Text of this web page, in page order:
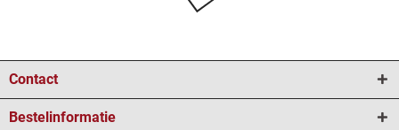
Contact
Bestelinformatie